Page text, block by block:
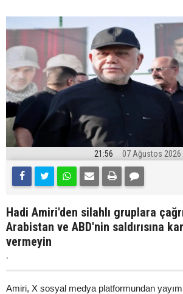
21:56 07 Ağustos 2026
Hadi Amiri'den silahlı gruplara
Arabistan ve ABD'nin saldırısına
vermeyin
.
Amiri, X sosyal medya platformundan